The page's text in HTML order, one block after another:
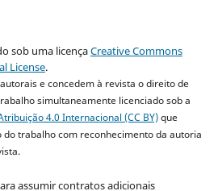
sob uma licençaCreative Commons
License.
e concedem à revista o direito de
simultaneamente licenciado sob a
4.0 Internacional (CC BY)que
trabalho com reconhecimento da autoria
assumir contratos adicionais